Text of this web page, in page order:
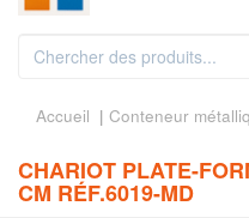
Accueil | Conteneur
CHARIOT PLATE-
CM RÉF.6019-MD